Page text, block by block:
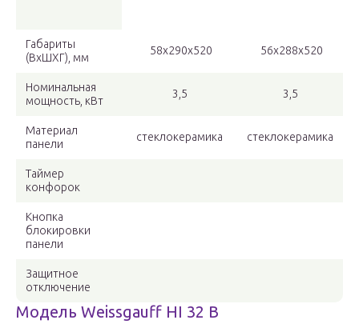
Габариты
(ВхШХГ), мм
58х290х520 56х288х520
Номинальная
мощность, кВт
3,5 3,5
Материал
панели
стеклокерамика стеклокерамика
Таймер
конфорок
Кнопка
блокировки
панели
Защитное
отключение
Модель Weissgauff HI 32 B